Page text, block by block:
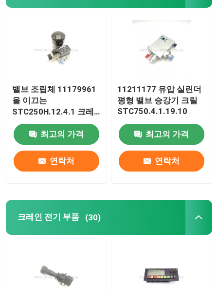
크레인붐 부분
줌리언 크레인부
크레인와이어 로프
밸브 조립체 11179961
을 이끄는
STC250H.12.4.1 크레
인 예비품
최고의 가격
연락처
11211177 유압 실린더
평형 밸브 승강기 크릴
STC750.4.1.19.10
최고의 가격
연락처
크레인 전기 부품 (30)